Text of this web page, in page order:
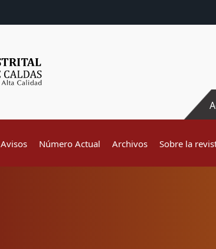
Avisos Número Actual Archivos Sobre la